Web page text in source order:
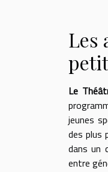
Les
Le
jeunes
des plus
dans un
entre